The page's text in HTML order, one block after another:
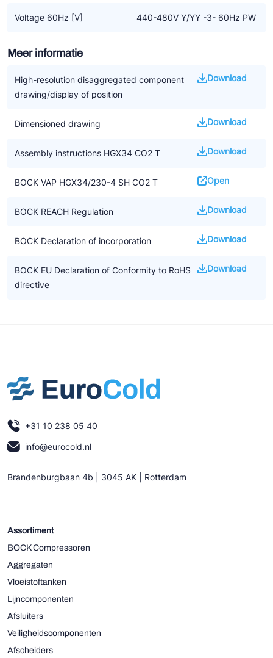
• De aanwijzingen in de handleiding voor het installeren van CO2
op de op dat moment geldende kennisniveau. Het kan zijn dat
dit op termijn gewijzigd wordt door nieuwe ontwikkelingen
Voltage 60Hz [V] 440-480V Y/YY -3- 60Hz PW
Meer informatie
High-resolution disaggregated component
drawing/display of position
Download
Dimensioned drawing Download
Assembly instructions HGX34 CO2 T Download
BOCK VAP HGX34/230-4 SH CO2 T Open
BOCK REACH Regulation Download
BOCK Declaration of incorporation Download
BOCK EU Declaration of Conformity to RoHS
directive
Download
+31 10 238 05 40
info@eurocold.nl
Brandenburgbaan 4b | 3045 AK | Rotterdam
Assortiment
BOCK Compressoren
Aggregaten
Vloeistoftanken
Lijncomponenten
Afsluiters
Veiligheidscomponenten
Afscheiders